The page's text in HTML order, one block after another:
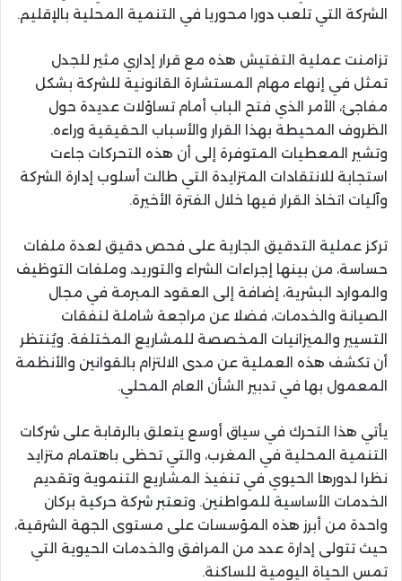
الشركة التي تلعب دورا محوريا في التنمية المحلية بالإقليم.
تزامنت عملية التفتيش هذه مع قرار إداري مثير للجدل
تمثل في إنهاء مهام المستشارة القانونية للشركة بشكل
مفاجئ، الأمر الذي فتح الباب أمام تساؤلات عديدة حول
الظروف المحيطة بهذا القرار والأسباب الحقيقية وراءه.
وتشير المعطيات المتوفرة إلى أن هذه التحركات جاءت
استجابة للانتقادات المتزايدة التي طالت أسلوب إدارة الشركة
وآليات اتخاذ القرار فيها خلال الفترة الأخيرة.
تركز عملية التدقيق الجارية على فحص دقيق لعدة ملفات
حساسة، من بينها إجراءات الشراء والتوريد، وملفات التوظيف
والموارد البشرية، إضافة إلى العقود المبرمة في مجال
الصيانة والخدمات، فضلا عن مراجعة شاملة لنفقات
التسيير والميزانيات المخصصة للمشاريع المختلفة. ويُنتظر
أن تكشف هذه العملية عن مدى الالتزام بالقوانين والأنظمة
المعمول بها في تدبير الشأن العام المحلي.
يأتي هذا التحرك في سياق أوسع يتعلق بالرقابة على شركات
التنمية المحلية في المغرب، والتي تحظى باهتمام متزايد
نظرا لدورها الحيوي في تنفيذ المشاريع التنموية وتقديم
الخدمات الأساسية للمواطنين. وتعتبر شركة حركية بركان
واحدة من أبرز هذه المؤسسات على مستوى الجهة الشرقية،
حيث تتولى إدارة عدد من المرافق والخدمات الحيوية التي
تمس الحياة اليومية للساكنة.